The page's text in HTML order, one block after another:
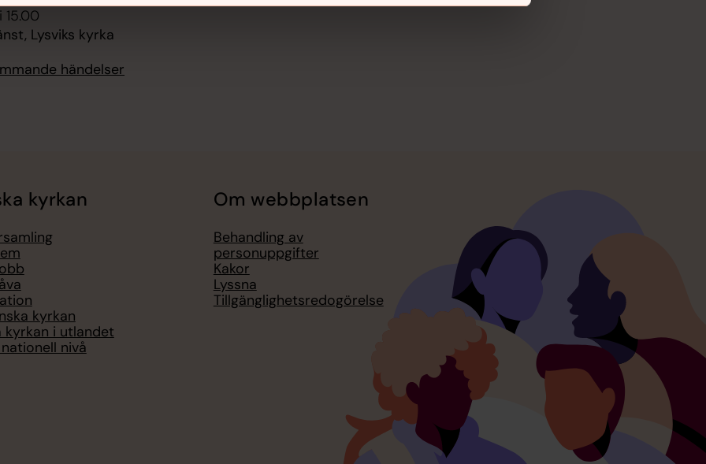
15.00
Lysviks kyrka
händelser
kyrkan
kyrkan
kyrkan i utlandet
nivå
Om webbplatsen
Behandling av
personuppgifter
Kakor
Lyssna
Tillgänglighetsredogörelse